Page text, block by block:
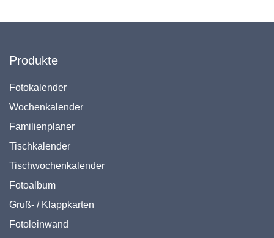
Produkte
Fotokalender
Wochenkalender
Familienplaner
Tischkalender
Tischwochenkalender
Fotoalbum
Gruß- / Klappkarten
Fotoleinwand